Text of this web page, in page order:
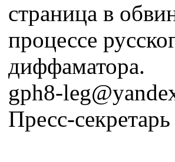
страница в
процессе
диффаматора.
gph8-
Пресс-